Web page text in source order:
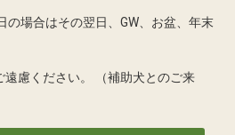
の場合はその翌日、GW、お盆、年末
慮ください。
（補助犬とのご来